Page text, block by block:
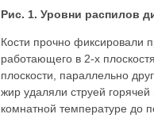
Рис. 1. Уровни распилов
Кости прочно фиксировали
работающего в 2-х
плоскости, параллельно
жир удаляли струей
комнатной температуре до